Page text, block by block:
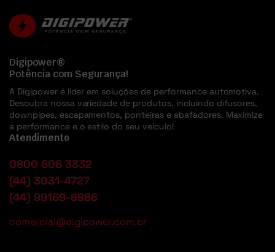
Digipower®
Potência com Segurança!
A Digipower é líder em soluções de performance automotiva.
Descubra nossa variedade de produtos, incluindo difusores,
downpipes, escapamentos, ponteiras e abafadores. Maximize
a performance e o estilo do seu veículo!
Atendimento
0800 606 3332
(44) 3031-4727
(44) 99169-6986
comercial@digipower.com.br